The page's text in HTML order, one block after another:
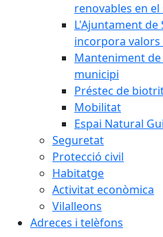
renovables en
L'Ajuntament de
incorpora valors
Manteniment
municipi
Préstec de
Mobilitat
Espai Natural
Seguretat
Protecció civil
Habitatge
Activitat econòmica
Vilalleons
Adreces i telèfons